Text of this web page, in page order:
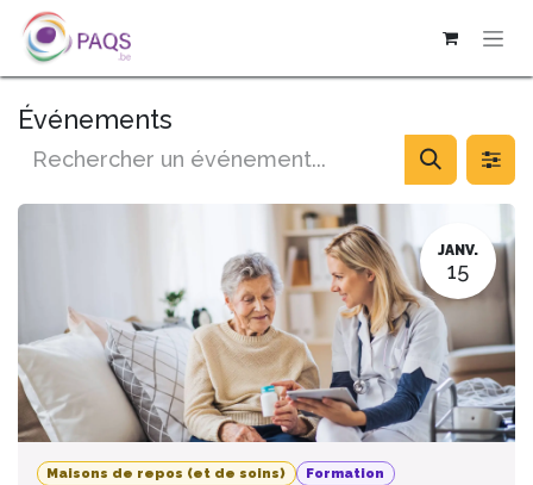
SE RENDRE AU CONTENU
Événements
JANV.
15
Maisons de repos (et de soins) Formation